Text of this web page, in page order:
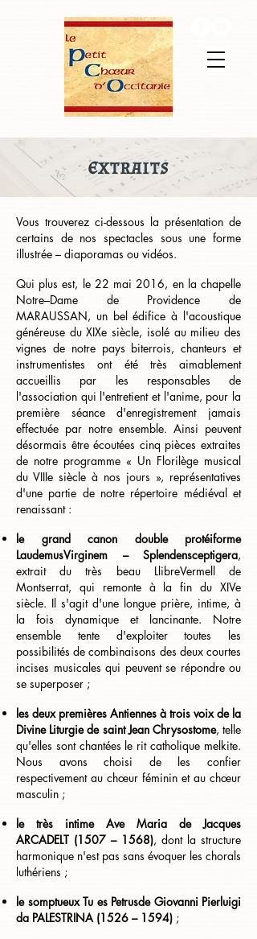
extraits
Vous trouverez ci-dessous la présentation de
certains de nos spectacles sous une forme
illustrée – diaporamas ou vidéos.
Qui plus est, le 22 mai 2016, en la chapelle
Notre–Dame de Providence de
MARAUSSAN, un bel édifice à l'acoustique
généreuse du XIXe siècle, isolé au milieu des
vignes de notre pays biterrois, chanteurs et
instrumentistes ont été très aimablement
accueillis par les responsables de
l'association qui l'entretient et l'anime, pour la
première séance d'enregistrement jamais
effectuée par notre ensemble. Ainsi peuvent
désormais être écoutées cinq pièces extraites
de notre programme « Un Florilège musical
du VIIIe siècle à nos jours », représentatives
d'une partie de notre répertoire médiéval et
renaissant :
le grand canon double protéiforme
LaudemusVirginem – Splendensceptigera,
extrait du très beau LlibreVermell de
Montserrat, qui remonte à la fin du XIVe
siècle. Il s'agit d'une longue prière, intime, à
la fois dynamique et lancinante. Notre
ensemble tente d'exploiter toutes les
possibilités de combinaisons des deux courtes
incises musicales qui peuvent se répondre ou
se superposer ;
les deux premières Antiennes à trois voix de la
Divine Liturgie de saint Jean Chrysostome, telle
qu'elles sont chantées le rit catholique melkite.
Nous avons choisi de les confier
respectivement au chœur féminin et au chœur
masculin ;
le très intime Ave Maria de Jacques
ARCADELT (1507 – 1568), dont la structure
harmonique n'est pas sans évoquer les chorals
luthériens ;
le somptueux Tu es Petrusde Giovanni Pierluigi
da PALESTRINA (1526 – 1594) ;